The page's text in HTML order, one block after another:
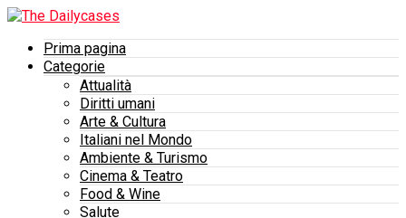
Prima pagina
Categorie
Attualità
Diritti umani
Arte & Cultura
Italiani nel Mondo
Ambiente & Turismo
Cinema & Teatro
Food & Wine
Salute